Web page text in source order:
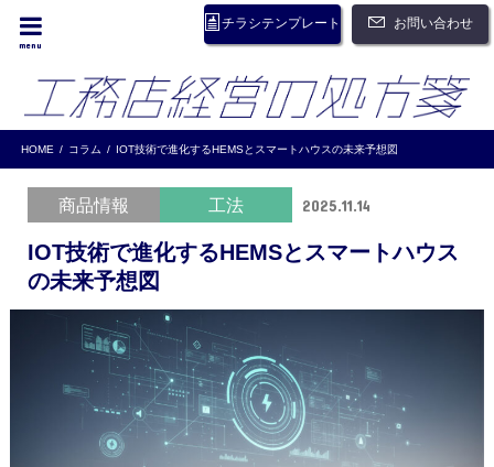
チラシテンプレート お問い合わせ
menu
HOME コラム IOT技術で進化するHEMSとスマートハウスの未来予想図
商品情報 工法 2025.11.14
IOT技術で進化するHEMSとスマートハウス
の未来予想図